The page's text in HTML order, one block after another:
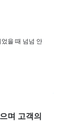
을 때 넘넘 안
며 고객의